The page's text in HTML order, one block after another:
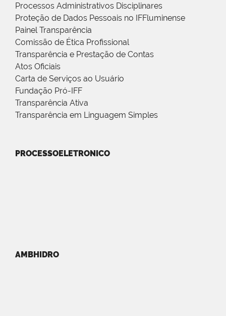
Processos Administrativos Disciplinares
Proteção de Dados Pessoais no IFFluminense
Painel Transparência
Comissão de Ética Profissional
Transparência e Prestação de Contas
Atos Oficiais
Carta de Serviços ao Usuário
Fundação Pró-IFF
Transparência Ativa
Transparência em Linguagem Simples
PROCESSOELETRONICO
AMBHIDRO